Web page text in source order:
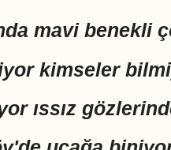
mavi benekli
kimseler
ıssız